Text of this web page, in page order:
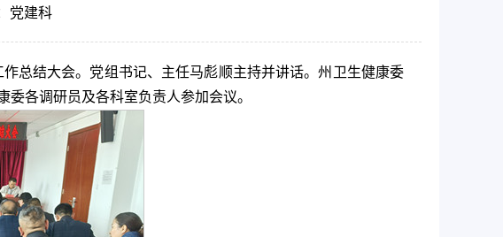
党建科
总结大会。党组书记、主任马彪顺主持并讲话。州卫生健康委
各调研员及各科室负责人参加会议。